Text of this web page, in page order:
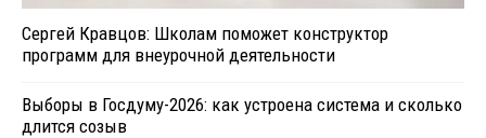
Сергей Кравцов: Школам поможет конструктор
программ для внеурочной деятельности
Выборы в Госдуму-2026: как устроена система и сколько
длится созыв